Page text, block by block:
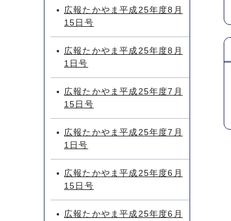
広報たかやま平成25年度8月
15日号
広報たかやま平成25年度8月
1日号
広報たかやま平成25年度7月
15日号
広報たかやま平成25年度7月
1日号
広報たかやま平成25年度6月
15日号
広報たかやま平成25年度6月